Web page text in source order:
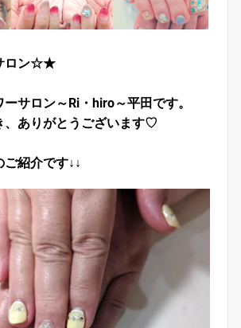
ロン☆★
サロン～Ri・hiro～平田です。
、ありがとうございます♡
紹介です↓↓